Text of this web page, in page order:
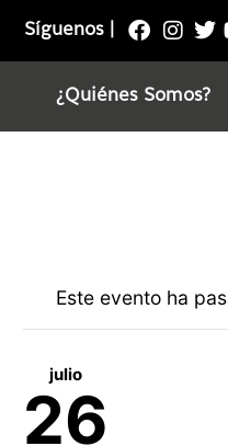
Síguenos
¿Quiénes Somos?
Este evento ha
julio
26